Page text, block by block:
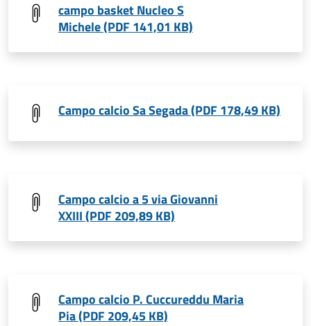
campo basket Nucleo S
Michele (PDF 141,01 KB)
Campo calcio Sa Segada (PDF 178,49 KB)
Campo calcio a 5 via Giovanni
XXIII (PDF 209,89 KB)
Campo calcio P. Cuccureddu Maria
Pia (PDF 209,45 KB)